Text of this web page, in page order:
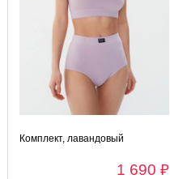
Комплект, лавандовый
1 690 ₽